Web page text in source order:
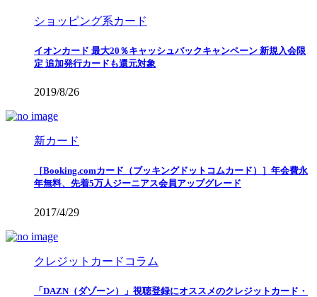
ショッピング系カード
イオンカード 最大20％キャッシュバックキャンペーン 新規入会限
定 追加発行カードも還元対象
2019/8/26
新カード
［Booking.comカード（ブッキングドットコムカード）］年会費永
年無料、先着5万人ジーニアス会員アップグレード
2017/4/29
クレジットカードコラム
「DAZN（ダゾーン）」視聴登録にオススメのクレジットカード・